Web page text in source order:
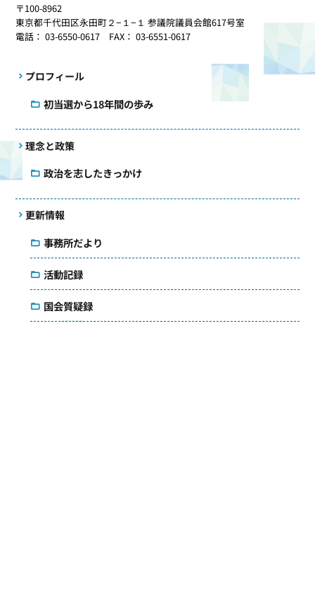
〒100-8962
東京都千代田区永田町２−１−１ 参議院議員会館617号室
電話： 03-6550-0617 FAX： 03-6551-0617
プロフィール
初当選から18年間の歩み
理念と政策
政治を志したきっかけ
更新情報
事務所だより
活動記録
国会質疑録